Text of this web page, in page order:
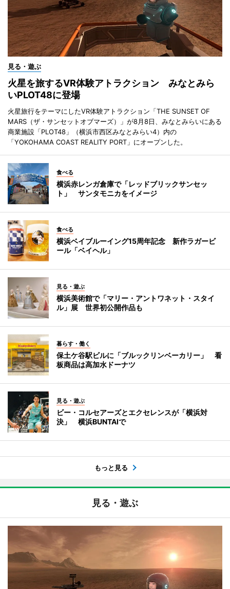
見る・遊ぶ
火星を旅するVR体験アトラクション みなとみら
いPLOT48に登場
火星旅行をテーマにしたVR体験アトラクション「THE SUNSET OF
MARS（ザ・サンセットオブマーズ）」が8月8日、みなとみらいにある
商業施設「PLOT48」（横浜市西区みなとみらい4）内の
「YOKOHAMA COAST REALITY PORT」にオープンした。
食べる
横浜赤レンガ倉庫で「レッドブリックサンセッ
ト」 サンタモニカをイメージ
食べる
横浜ベイブルーイング15周年記念 新作ラガービ
ール「ベイヘル」
見る・遊ぶ
横浜美術館で「マリー・アントワネット・スタイ
ル」展 世界初公開作品も
暮らす・働く
保土ケ谷駅ビルに「ブルックリンベーカリー」 看
板商品は高加水ドーナツ
見る・遊ぶ
ビー・コルセアーズとエクセレンスが「横浜対
決」 横浜BUNTAIで
もっと見る
見る・遊ぶ